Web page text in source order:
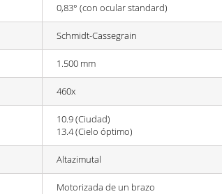
0,83° (con ocular standard)
Schmidt-Cassegrain
1.500 mm
460x
10.9 (Ciudad)
13.4 (Cielo óptimo)
Altazimutal
Motorizada de un brazo